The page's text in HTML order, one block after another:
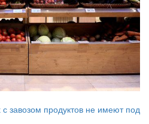
завозом продуктов не имеют под